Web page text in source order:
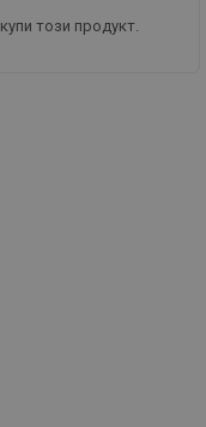
купи този продукт.